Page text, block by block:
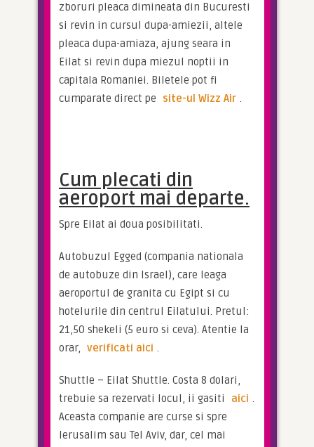
zboruri pleaca dimineata din Bucuresti
si revin in cursul dupa-amiezii, altele
pleaca dupa-amiaza, ajung seara in
Eilat si revin dupa miezul noptii in
capitala Romaniei. Biletele pot fi
cumparate direct pe
site-ul Wizz Air .
Cum plecati din
aeroport mai departe.
Spre Eilat ai doua posibilitati.
Autobuzul Egged (compania nationala
de autobuze din Israel), care leaga
aeroportul de granita cu Egipt si cu
hotelurile din centrul Eilatului. Pretul:
21,50 shekeli (5 euro si ceva). Atentie la
orar, verificati aici .
Shuttle – Eilat Shuttle. Costa 8 dolari,
trebuie sa rezervati locul, ii gasiti
aici .
Aceasta companie are curse si spre
Ierusalim sau Tel Aviv, dar, cel mai